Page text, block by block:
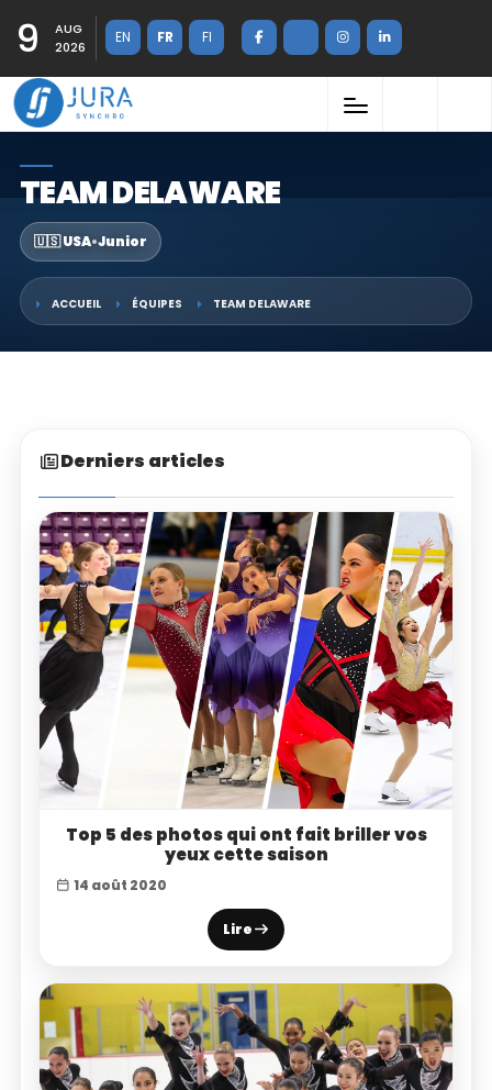
9
AUG
2026
EN FR FI
TEAM DELAWARE
🇺🇸 USA•Junior
ACCUEIL ÉQUIPES TEAM DELAWARE
Derniers articles
Top 5 des photos qui ont fait briller vos
yeux cette saison
14 août 2020
Lire